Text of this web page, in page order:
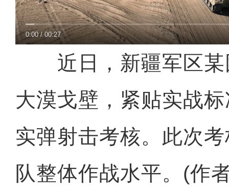
0:00/00:27
近日，新疆军区某
大漠戈壁，紧贴实战
实弹射击考核。此次
队整体作战水平。(作